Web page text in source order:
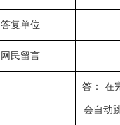
答复单位
网民留言
答： 在
会自动